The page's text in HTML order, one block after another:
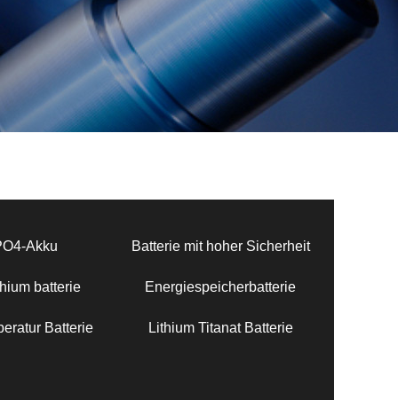
Akku Batterie mit hoher Sicherheit
batterie Energiespeicherbatterie
Batterie Lithium Titanat Batterie